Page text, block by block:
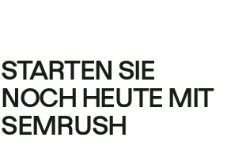
STARTEN SIE
NOCH HEUTE MIT
SEMRUSH